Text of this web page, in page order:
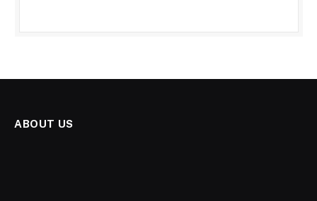
ABOUT US